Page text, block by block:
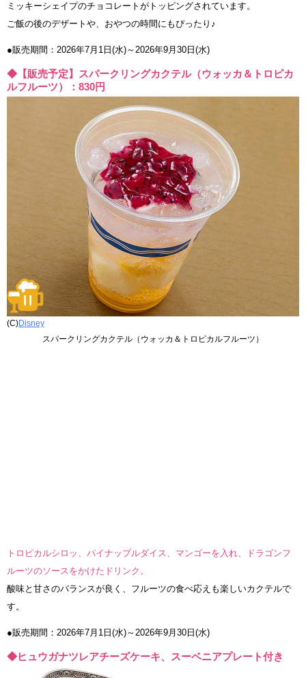
ミッキーシェイプのチョコレートがトッピングされています。
ご飯の後のデザートや、おやつの時間にもぴったり♪
●販売期間：2026年7月1日(水)～2026年9月30日(水)
◆【販売予定】スパークリングカクテル（ウォッカ＆トロピカ
ルフルーツ）：830円
(C)Disney
スパークリングカクテル（ウォッカ＆トロピカルフルーツ）
トロピカルシロッ、パイナップルダイス、マンゴーを入れ、ドラゴンフ
ルーツのソースをかけたドリンク。
酸味と甘さのバランスが良く、フルーツの食べ応えも楽しいカクテルで
す。
●販売期間：2026年7月1日(水)～2026年9月30日(水)
◆ヒュウガナツレアチーズケーキ、スーベニアプレート付き